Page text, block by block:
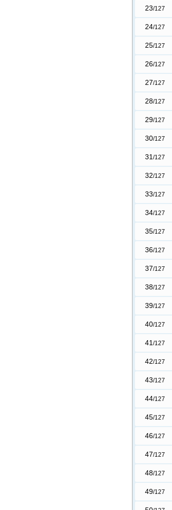
23/127
24/127
25/127
26/127
27/127
28/127
29/127
30/127
31 /127
32/127
33/127
34/127
35/127
36/127
37/127
38/127
39/127
40/127
41 /127
42/127
43/127
44/127
45/127
46/127
47/127
48/127
49/127